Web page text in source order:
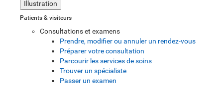
Illustration
Patients & visiteurs
Consultations et examens
Prendre, modifier ou annuler un rendez-vous
Préparer votre consultation
Parcourir les services de soins
Trouver un spécialiste
Passer un examen